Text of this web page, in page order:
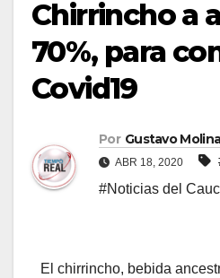
Chirrincho a
70%, para
Covid19
Por Gustavo
ABR 18, 2020
#Noticias del
El chirrincho, bebida